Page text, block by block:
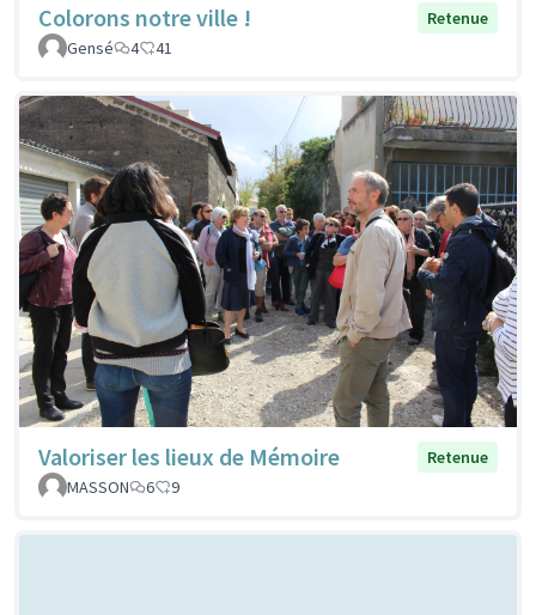
Colorons notre ville !
Retenue
Gensé
4 41
Valoriser les lieux de Mémoire
Retenue
MASSON
6 9